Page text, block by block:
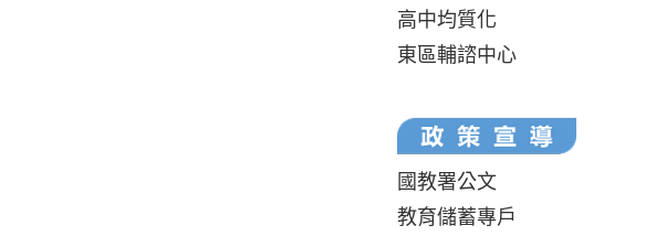
高中均質化
東區輔諮中心
國教署公文
教育儲蓄專戶